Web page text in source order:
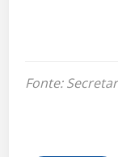
Fonte: